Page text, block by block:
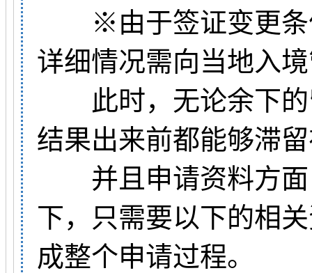
※由于签证变更条
详细情况需向当地入
此时，无论余下的
结果出来前都能够滞
并且申请资料方面
下，只需要以下的相
成整个申请过程。